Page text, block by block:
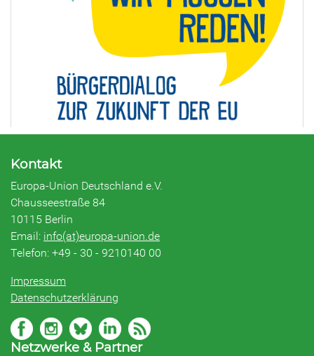
Kontakt
Europa-Union Deutschland e.V.
Chausseestraße 84
10115 Berlin
Email: info(at)europa-union.de
Telefon: +49 - 30 - 9210140 00
Impressum
Datenschutzerklärung
Netzwerke & Partner